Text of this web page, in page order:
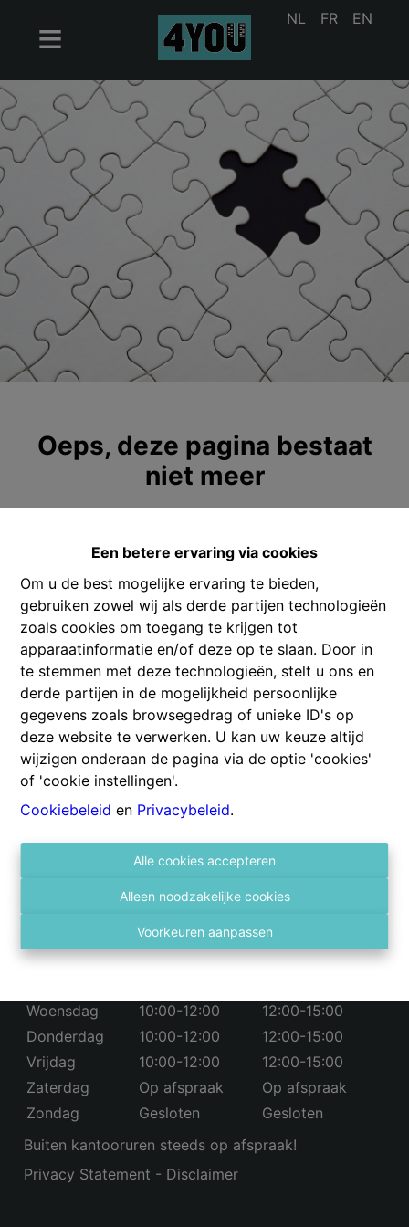
Een betere ervaring via cookies
Om u de best mogelijke ervaring te bieden,
gebruiken zowel wij als derde partijen technologieën
zoals cookies om toegang te krijgen tot
apparaatinformatie en/of deze op te slaan. Door in
te stemmen met deze technologieën, stelt u ons en
derde partijen in de mogelijkheid persoonlijke
gegevens zoals browsegedrag of unieke ID's op
deze website te verwerken. U kan uw keuze altijd
wijzigen onderaan de pagina via de optie 'cookies'
of 'cookie instellingen'.
Cookiebeleid en Privacybeleid.
Alle cookies accepteren
Alleen noodzakelijke cookies
Voorkeuren aanpassen
NL FR EN
Oeps, deze pagina bestaat
niet meer
Te koop Te huur
Contacteer ons
Gitschotellei 106
2600 Berchem
03 236 43 98
info@vastgoed4you.be
Maandag 10:00-12:00
12:00-15:00
Woensdag
10:00-12:00
12:00-15:00
Donderdag
10:00-12:00
12:00-15:00
Vrijdag
10:00-12:00
12:00-15:00
Zaterdag
Op afspraak
Op afspraak
Zondag
Gesloten
Gesloten
Buiten kantooruren steeds op afspraak!
Privacy Statement - Disclaimer